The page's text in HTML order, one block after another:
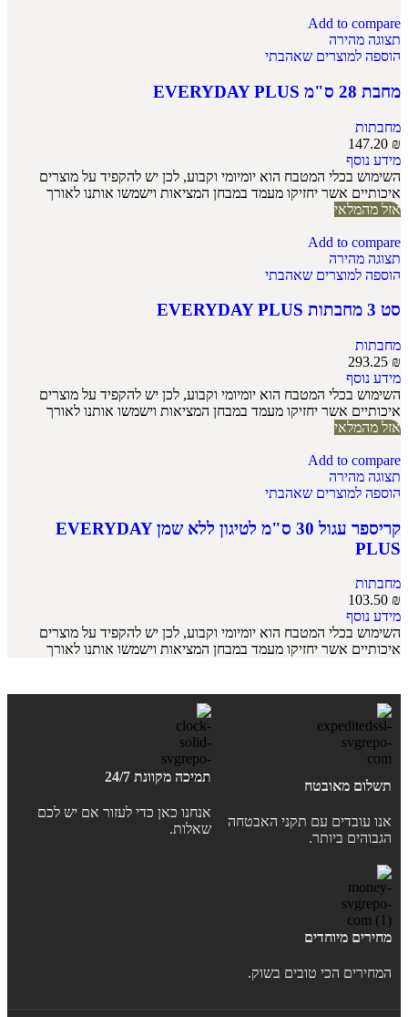
Add to compare
תצוגה מהירה
הוספה למוצרים שאהבתי
מחבת 28 ס"מ EVERYDAY PLUS
מחבתות
147.20 ₪
מידע נוסף
השימוש בכלי המטבח הוא יומיומי וקבוע, לכן יש להקפיד על מוצרים
איכותיים אשר יחזיקו מעמד במבחן המציאות וישמשו אותנו לאורך
אזל מהמלאי
Add to compare
תצוגה מהירה
הוספה למוצרים שאהבתי
סט 3 מחבתות EVERYDAY PLUS
מחבתות
293.25 ₪
מידע נוסף
השימוש בכלי המטבח הוא יומיומי וקבוע, לכן יש להקפיד על מוצרים
איכותיים אשר יחזיקו מעמד במבחן המציאות וישמשו אותנו לאורך
אזל מהמלאי
Add to compare
תצוגה מהירה
הוספה למוצרים שאהבתי
קריספר עגול 30 ס"מ לטיגון ללא שמן EVERYDAY
PLUS
מחבתות
103.50 ₪
מידע נוסף
השימוש בכלי המטבח הוא יומיומי וקבוע, לכן יש להקפיד על מוצרים
איכותיים אשר יחזיקו מעמד במבחן המציאות וישמשו אותנו לאורך
תשלום מאובטח
אנו עובדים עם תקני האבטחה
הגבוהים ביותר.
תמיכה מקוונת 24/7
אנחנו כאן כדי לעזור אם יש לכם
שאלות.
מחירים מיוחדים
המחירים הכי טובים בשוק.